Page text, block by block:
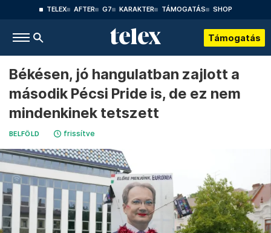
TELEX AFTER G7 KARAKTER TÁMOGATÁS SHOP
Támogatás
Békésen, jó hangulatban zajlott a
második Pécsi Pride is, de ez nem
mindenkinek tetszett
BELFÖLD frissítve